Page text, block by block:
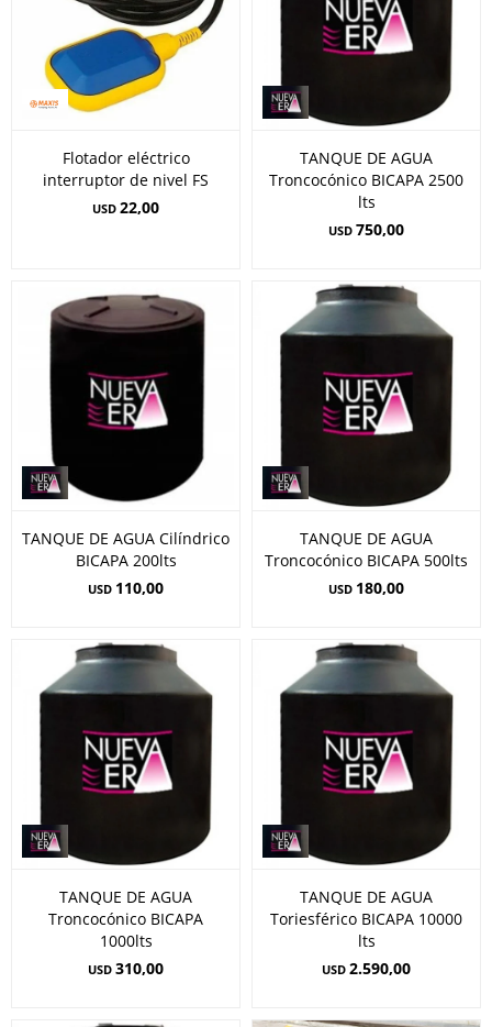
Flotador eléctrico
interruptor de nivel FS
USD 22,00
TANQUE DE AGUA
Troncocónico BICAPA 2500
lts
USD 750,00
TANQUE DE AGUA Cilíndrico
BICAPA 200lts
USD 110,00
TANQUE DE AGUA
Troncocónico BICAPA 500lts
USD 180,00
TANQUE DE AGUA
Troncocónico BICAPA
1000lts
USD 310,00
TANQUE DE AGUA
Toriesférico BICAPA 10000
lts
USD 2.590,00